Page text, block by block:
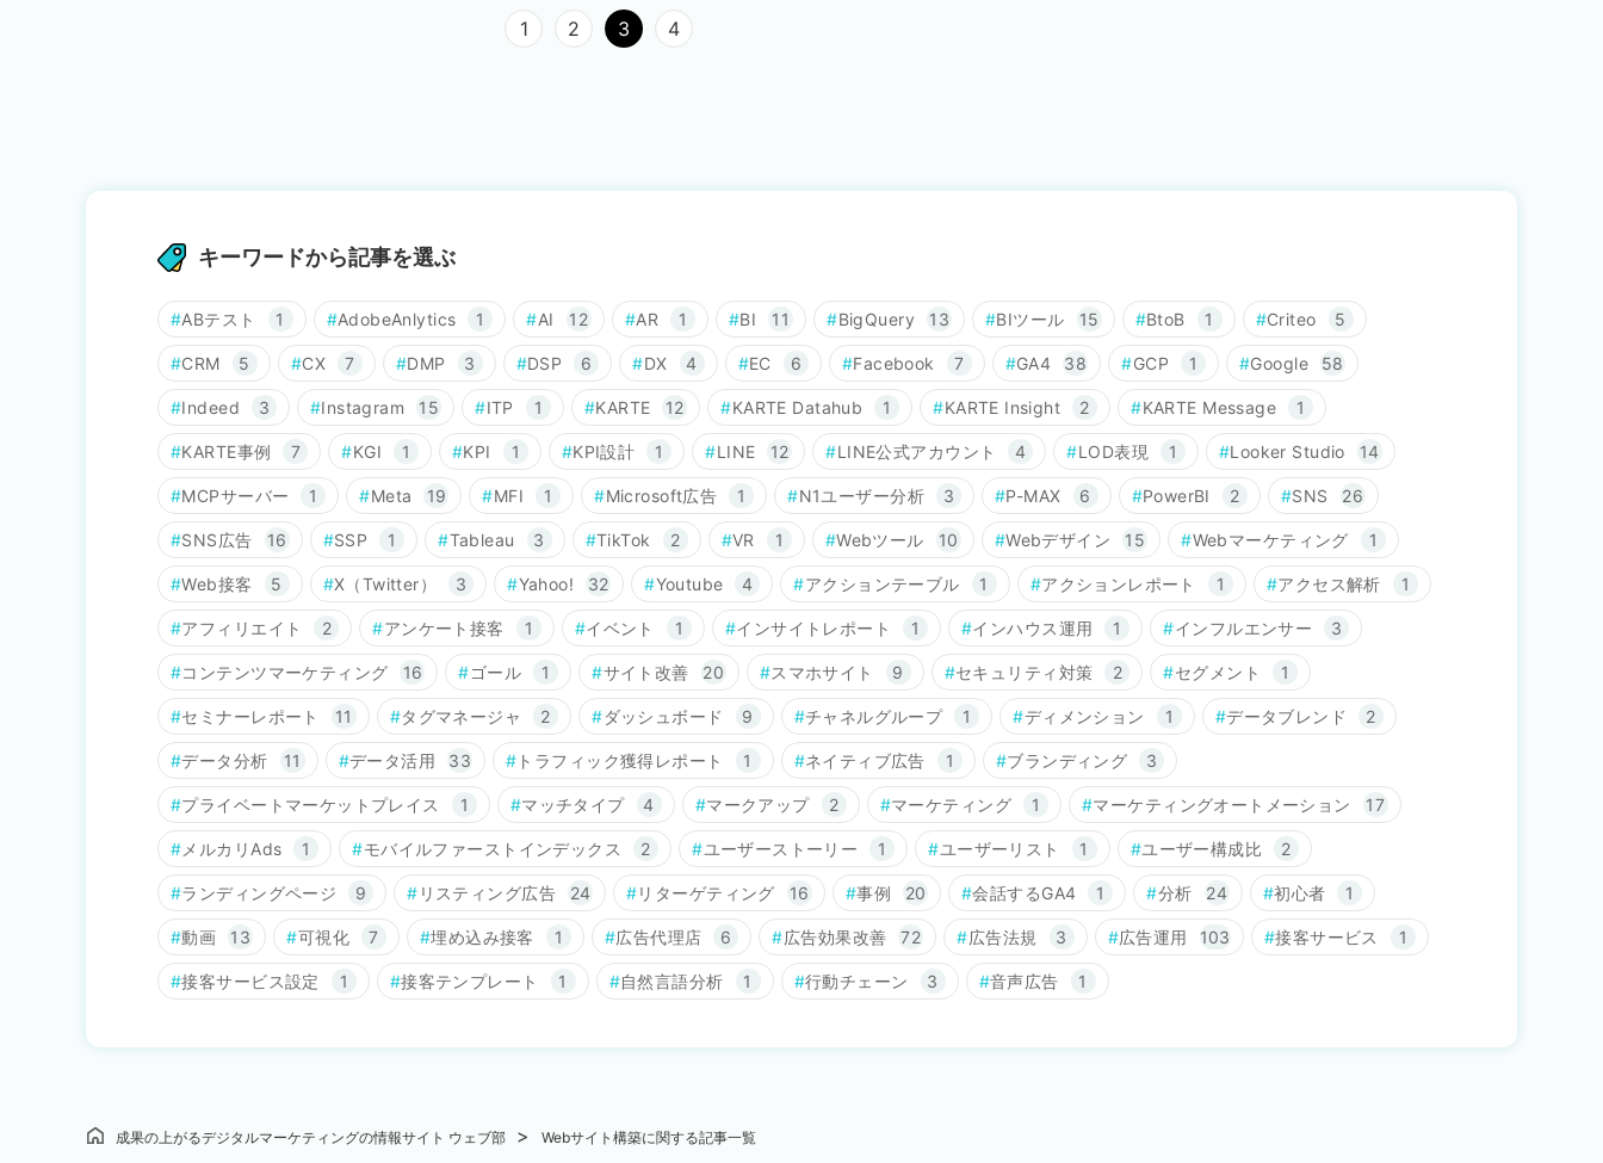
1 2 3 4
キーワードから記事を選ぶ
ABテスト 1 AdobeAnlytics 1 AI 12 AR 1 BI 11 BigQuery 13 BIツール 15 BtoB 1 Criteo 5
CRM 5 CX 7 DMP 3 DSP 6 DX 4 EC 6 Facebook 7 GA4 38 GCP 1 Google 58
Indeed 3 Instagram 15 ITP 1 KARTE 12 KARTE Datahub 1 KARTE Insight 2 KARTE Message 1
KARTE事例 7 KGI 1 KPI 1 KPI設計 1 LINE 12 LINE公式アカウント 4 LOD表現 1 Looker Studio 14
MCPサーバー 1 Meta 19 MFI 1 Microsoft広告 1 N1ユーザー分析 3 P-MAX 6 PowerBI 2 SNS 26
SNS広告 16 SSP 1 Tableau 3 TikTok 2 VR 1 Webツール 10 Webデザイン 15 Webマーケティング 1
Web接客 5 X（Twitter） 3 Yahoo! 32 Youtube 4 アクションテーブル 1 アクションレポート 1 アクセス解析 1
アフィリエイト 2 アンケート接客 1 イベント 1 インサイトレポート 1 インハウス運用 1 インフルエンサー 3
コンテンツマーケティング 16 ゴール 1 サイト改善 20 スマホサイト 9 セキュリティ対策 2 セグメント 1
セミナーレポート 11 タグマネージャ 2 ダッシュボード 9 チャネルグループ 1 ディメンション 1 データブレンド 2
データ分析 11 データ活用 33 トラフィック獲得レポート 1 ネイティブ広告 1 ブランディング 3
プライベートマーケットプレイス 1 マッチタイプ 4 マークアップ 2 マーケティング 1 マーケティングオートメーション 17
メルカリAds 1 モバイルファーストインデックス 2 ユーザーストーリー 1 ユーザーリスト 1 ユーザー構成比 2
ランディングページ 9 リスティング広告 24 リターゲティング 16 事例 20 会話するGA4 1 分析 24 初心者 1
動画 13 可視化 7 埋め込み接客 1 広告代理店 6 広告効果改善 72 広告法規 3 広告運用 103 接客サービス 1
接客サービス設定 1 接客テンプレート 1 自然言語分析 1 行動チェーン 3 音声広告 1
成果の上がるデジタルマーケティングの情報サイト ウェブ部 Webサイト構築に関する記事一覧